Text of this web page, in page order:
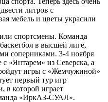
литров с
мебель и цветы украсили
спортсмены. Команда
в высшей лиге,
соперниками. 3-4 ноября
«Янтарем» из Северска, а
игры с «Жемчужиной»
первый тур игр
в которой играет
«ИркАЗ-СУАЛ».